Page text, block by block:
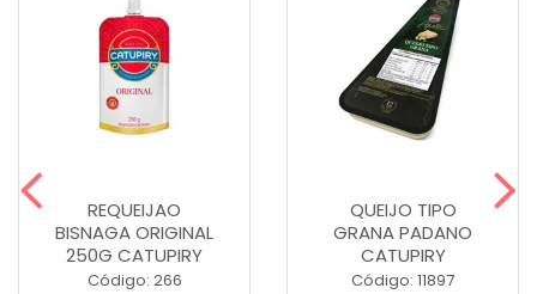
REQUEIJAO
BISNAGA ORIGINAL
250G CATUPIRY
Código: 266
QUEIJO TIPO
GRANA PADANO
CATUPIRY
Código: 11897